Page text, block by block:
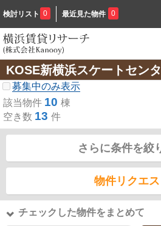
検討リスト 0 最近見た物件 0
KOSE新横浜スケートセン
募集中のみ表示
該当物件 10 棟
空き数 13 件
さらに条件を絞
物件リクエス
チェックした物件をまとめて